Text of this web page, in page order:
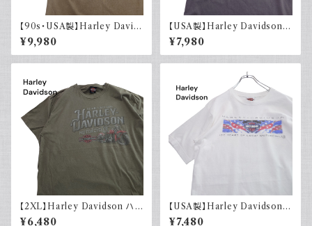
【90s・USA製】Harley David
son ハーレーダビッドソン ポケ
ット付き Tシャツ 古着 フェード
シングルステッチ ベージュ ヴィ
¥9,980
【USA製】Harley Davidson
ハーレーダビッドソン プリントT
シャツ 古着 フェードグレー 00s
イーグル 大きめ
¥7,980
【2XL】Harley Davidson ハ
ーレーダビッドソン プリントTシ
¥6,480
【USA製】Harley Davidson
ハーレーダビッドソン プリントT
¥7,480